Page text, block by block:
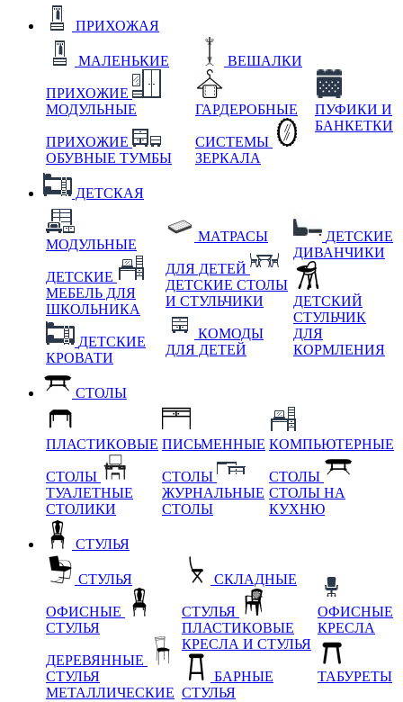
ПРИХОЖАЯ
МАЛЕНЬКИЕ
ПРИХОЖИЕ
МОДУЛЬНЫЕ
ПРИХОЖИЕ
ОБУВНЫЕ ТУМБЫ
ВЕШАЛКИ
ГАРДЕРОБНЫЕ
СИСТЕМЫ
ЗЕРКАЛА
ПУФИКИ И
БАНКЕТКИ
ДЕТСКАЯ
МОДУЛЬНЫЕ
ДЕТСКИЕ
МЕБЕЛЬ ДЛЯ
ШКОЛЬНИКА
ДЕТСКИЕ
КРОВАТИ
МАТРАСЫ
ДЛЯ ДЕТЕЙ
ДЕТСКИЕ СТОЛЫ
И СТУЛЬЧИКИ
КОМОДЫ
ДЛЯ ДЕТЕЙ
ДЕТСКИЕ
ДИВАНЧИКИ
ДЕТСКИЙ
СТУЛЬЧИК
ДЛЯ
КОРМЛЕНИЯ
СТОЛЫ
ПЛАСТИКОВЫЕ
СТОЛЫ
ТУАЛЕТНЫЕ
СТОЛИКИ
ПИСЬМЕННЫЕ
СТОЛЫ
ЖУРНАЛЬНЫЕ
СТОЛЫ
КОМПЬЮТЕРНЫЕ
СТОЛЫ
СТОЛЫ НА
КУХНЮ
СТУЛЬЯ
СТУЛЬЯ
ОФИСНЫЕ
СТУЛЬЯ
ДЕРЕВЯННЫЕ
СТУЛЬЯ
МЕТАЛЛИЧЕСКИЕ
СКЛАДНЫЕ
СТУЛЬЯ
ПЛАСТИКОВЫЕ
КРЕСЛА И СТУЛЬЯ
БАРНЫЕ
СТУЛЬЯ
ОФИСНЫЕ
КРЕСЛА
ТАБУРЕТЫ